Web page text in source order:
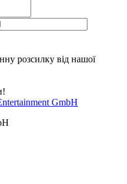
розсилку від нашої